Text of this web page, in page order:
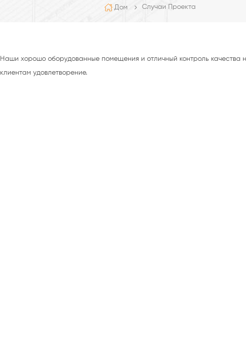
Дом Случаи Проекта
Наши хорошо оборудованные помещения и отличный контроль качества
клиентам удовлетворение.